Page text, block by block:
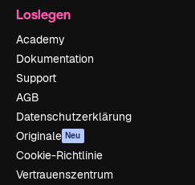
Loslegen
Academy
Dokumentation
Support
AGB
Datenschutzerklärung
Originale Neu
Cookie-Richtlinie
Vertrauenszentrum